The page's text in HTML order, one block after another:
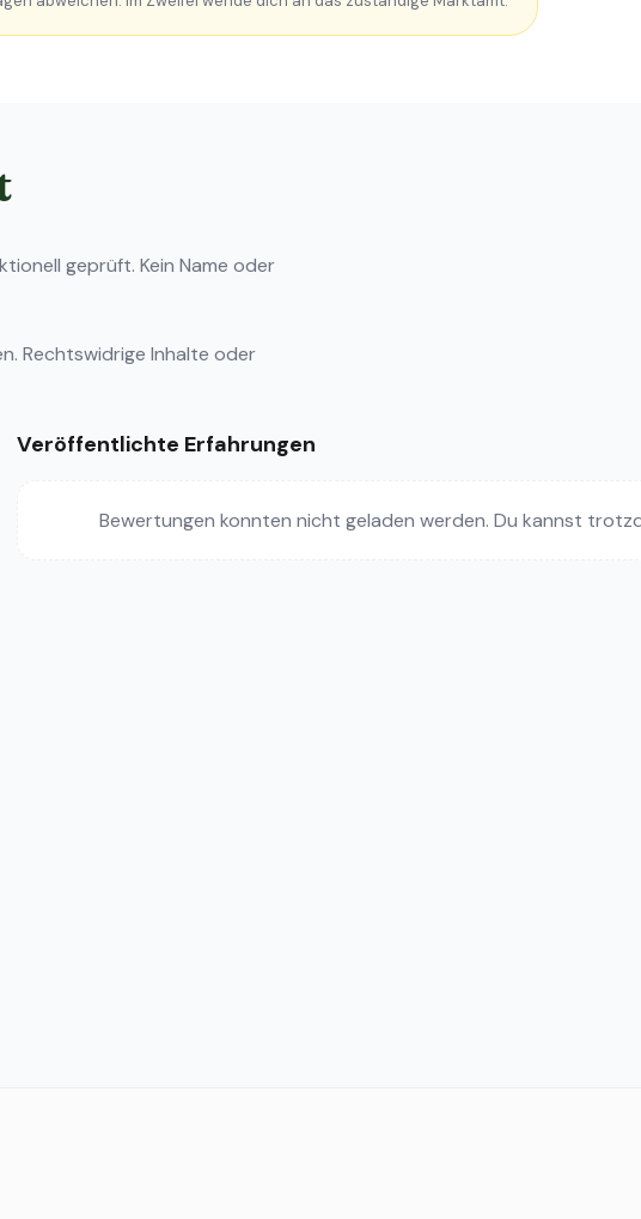
geprüft. Kein Name oder
. Rechtswidrige Inhalte oder
Veröffentlichte Erfahrungen
Bewertungen konnten nicht geladen werden. Du kannst